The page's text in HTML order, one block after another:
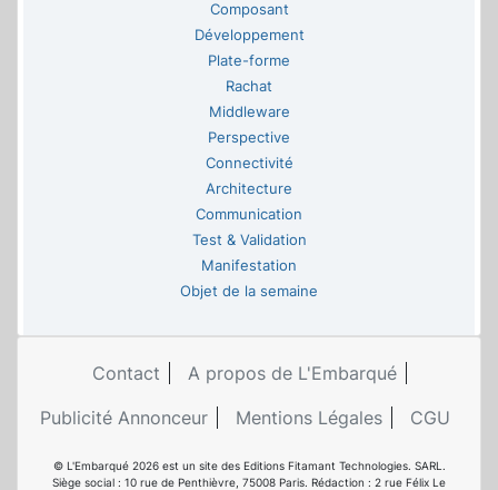
Composant
Développement
Plate-forme
Rachat
Middleware
Perspective
Connectivité
Architecture
Communication
Test & Validation
Manifestation
Objet de la semaine
Contact
A propos de L'Embarqué
Publicité Annonceur
Mentions Légales CGU
© L'Embarqué 2026 est un site des Editions Fitamant Technologies. SARL.
Siège social : 10 rue de Penthièvre, 75008 Paris. Rédaction : 2 rue Félix Le